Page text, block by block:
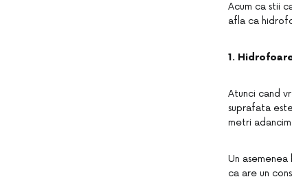
Acum ca stii
afla ca
1.
Atunci cand
suprafata
metri
Un
ca are un